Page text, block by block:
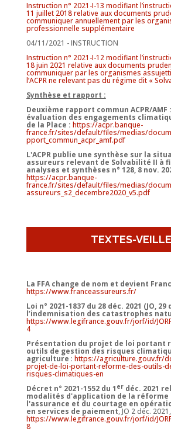
Instruction n° 2021-I-13 modifiant
11 juillet 2018 relative aux documents
communiquer annuellement par les
professionnelle supplémentaire
04/11/2021 - INSTRUCTION
Instruction n° 2021-I-12 modifiant
18 juin 2021 relative aux documents
communiquer par les organismes
l’ACPR ne relevant pas du régime dit «
Synthèse et rapport :
Deuxième rapport commun ACPR/AMF
évaluation des engagements
de la Place : https://acpr.banque-
france.fr/sites/default/files/medias/
pport_commun_acpr_amf.pdf
L'ACPR publie une synthèse sur la
assureurs relevant de Solvabilité II à
analyses et synthèses n° 128, 8 nov.
https://acpr.banque-
france.fr/sites/default/files/medias/
assureurs_s2_decembre2020_v5.pdf
TEXTES-VEILLE
La FFA change de nom et devient
https://www.franceassureurs.fr/
Loi n° 2021-1837 du 28 déc. 2021 (JO,
l’indemnisation des catastrophes
https://www.legifrance.gouv.fr/jorf/id/
4
Présentation du projet de loi portant
outils de gestion des risques
agriculture : https://agriculture.gouv.fr/
projet-de-loi-portant-reforme-des-outils-
risques-climatiques-en
Décret n° 2021-1552 du 1 erdéc. 2021
modalités d'application de la réforme
l'assurance et du courtage en
en services de paiement, JO 2 déc.
https://www.legifrance.gouv.fr/jorf/id/
8